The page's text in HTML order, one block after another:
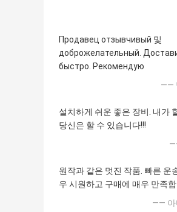
Продавец отзывчивый 및
доброжелательный.
быстро. Рекомендую
——
설치하게 쉬운 좋은 장비. 내가
당신은 할 수 있습니다!!!
원작과 같은 멋진 작품. 빠른 운
우 시원하고 구매에 매우 만족
—— 아